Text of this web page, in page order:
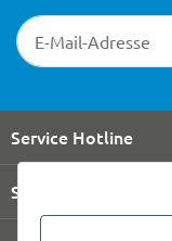
Newsletter-
Service Hotline
Shop Service